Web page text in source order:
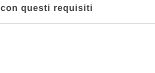
con questi requisiti